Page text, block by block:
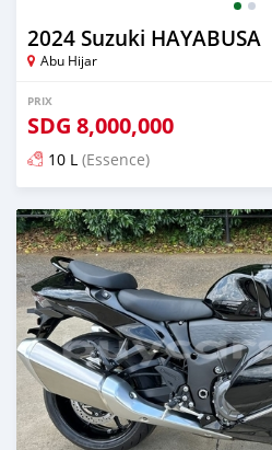
2024 Suzuki HAYABUSA
Abu Hijar
PRIX
SDG 8,000,000
10 L (Essence)
Publié il y a presque 2 ans